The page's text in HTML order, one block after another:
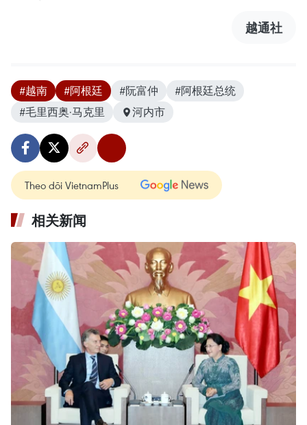
越通社
#越南 #阿根廷 #阮富仲
#阿根廷总统
#毛里西奥·马克里
河内市
Theo dõi VietnamPlus
相关新闻